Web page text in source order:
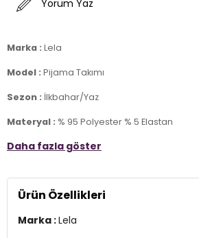
Yorum Yaz
Marka : Lela
Model : Pijama Takımı
Sezon : İlkbahar/Yaz
Materyal : % 95 Polyester % 5 Elastan
Yaka Bilgisi :Bisiklet Yaka
Detay :
-Elastik bantlı bel
Daha fazla göster
Ürün Özellikleri
Marka :Lela